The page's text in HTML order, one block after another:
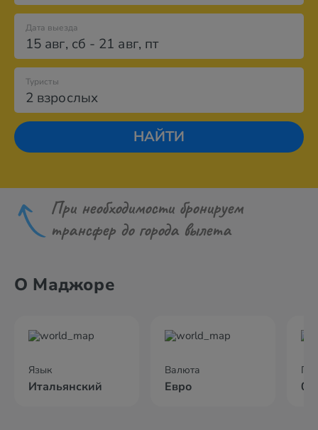
Дата выезда
15 авг, сб - 21 авг, пт
2 взрослых
Туристы
НАЙТИ
При необходимости бронируем
трансфер до города вылета
О Маджоре
Язык
Итальянский
Валюта
Евро